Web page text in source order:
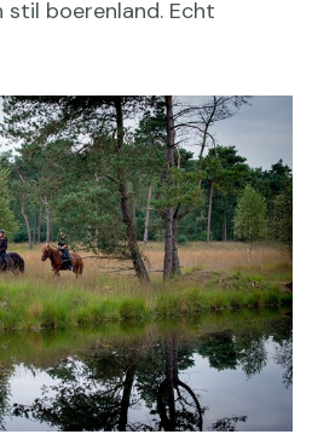
stil boerenland. Echt